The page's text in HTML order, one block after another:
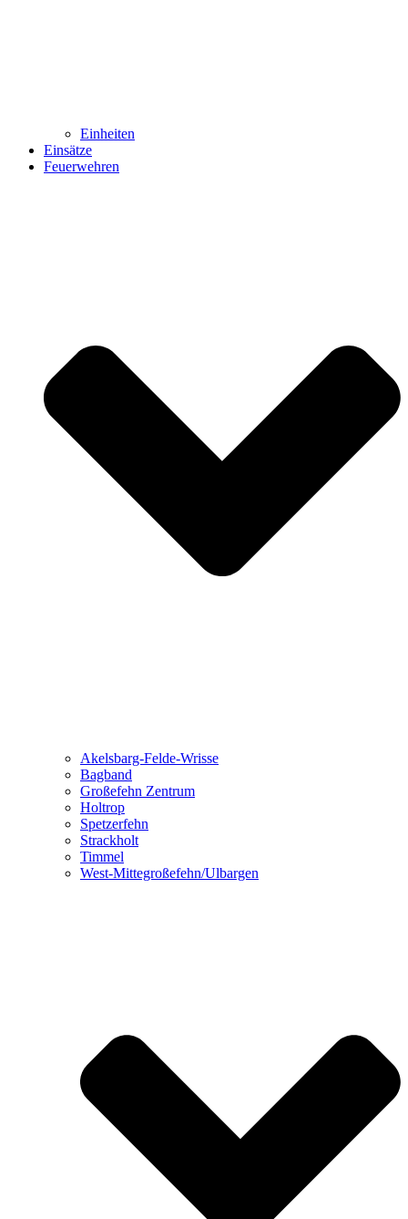
Einheiten
Einsätze
Feuerwehren
Akelsbarg-Felde-Wrisse
Bagband
Großefehn Zentrum
Holtrop
Spetzerfehn
Strackholt
Timmel
West-Mittegroßefehn/Ulbargen